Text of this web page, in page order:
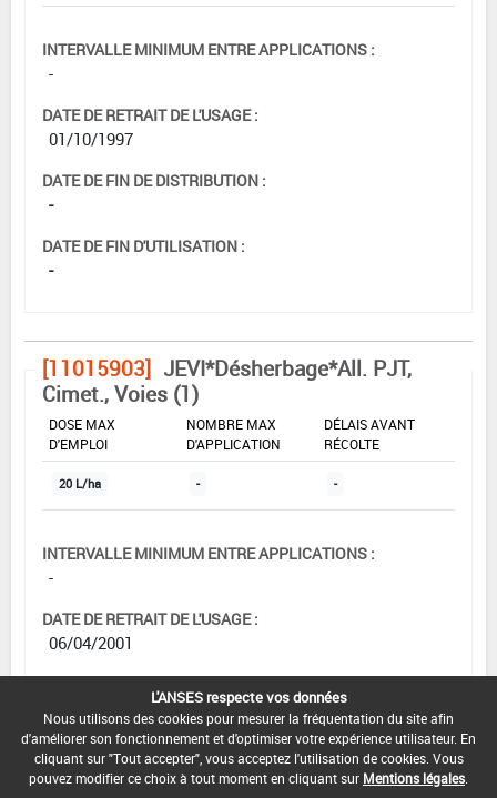
INTERVALLE MINIMUM ENTRE APPLICATIONS :
-
DATE DE RETRAIT DE L'USAGE :
01/10/1997
DATE DE FIN DE DISTRIBUTION :
-
DATE DE FIN D'UTILISATION :
-
[11015903] JEVI*Désherbage*All. PJT,
Cimet., Voies (1)
DOSE MAX
D'EMPLOI
NOMBRE MAX
D'APPLICATION
DÉLAIS AVANT
RÉCOLTE
20 L/ha - -
INTERVALLE MINIMUM ENTRE APPLICATIONS :
-
DATE DE RETRAIT DE L'USAGE :
06/04/2001
DATE DE FIN D'UTILISATION :
-
L'ANSES respecte vos données
Nous utilisons des cookies pour mesurer la fréquentation du site afin
d'améliorer son fonctionnement et d'optimiser votre expérience utilisateur. En
cliquant sur "Tout accepter", vous acceptez l'utilisation de cookies. Vous
pouvez modifier ce choix à tout moment en cliquant sur Mentions légales